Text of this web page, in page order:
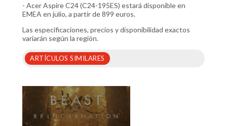
- Acer Aspire C24 (C24-195ES) estará disponible en
EMEA en julio, a partir de 899 euros.
Las especificaciones, precios y disponibilidad exactos
variarán según la región.
ARTÍCULOS SIMILARES